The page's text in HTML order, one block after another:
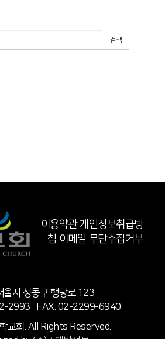
검색
이용약관 개인정보취급방
침 이메일 무단수집거부
시 성동구 행당로 123
2993 FAX. 02-2299-6940
교회. All Rights Reserved.